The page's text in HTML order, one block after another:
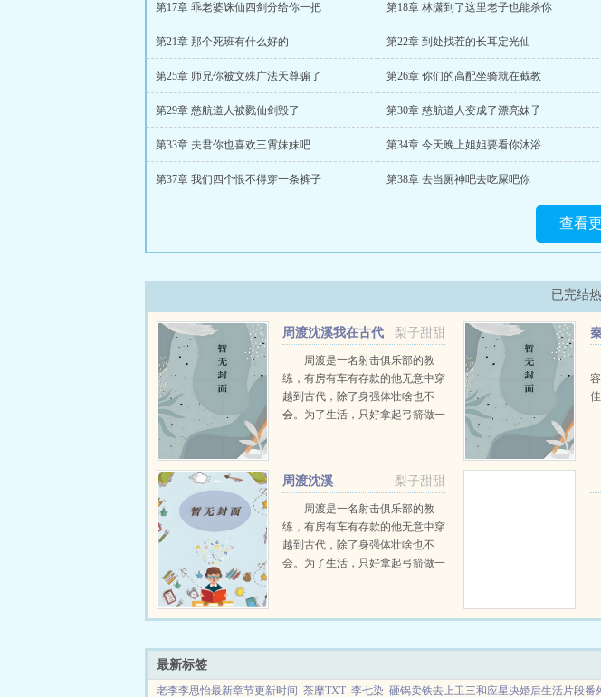
第17章 乖老婆诛仙四剑分给你一把 第18章 林潇到了这里老子也能杀你
第21章 那个死班有什么好的 第22章 到处找茬的长耳定光仙
第25章 师兄你被文殊广法天尊骟了 第26章 你们的高配坐骑就在截教
第29章 慈航道人被戮仙剑毁了 第30章 慈航道人变成了漂亮妹子
第33章 夫君你也喜欢三霄妹妹吧 第34章 今天晚上姐姐要看你沐浴
第37章 我们四个恨不得穿一条裤子 第38章 去当厕神吧去吃屎吧你
查看
已完结
梨子甜甜
周渡沈溪我在古代
当猎户小说免费在线阅读
周渡是一名射击俱乐部的教
练，有房有车有存款的他无意中穿
越到古代，除了身强体壮啥也不
会。为了生活，只好拿起弓箭做一
渡看着山下的寥寥炊烟，以及那...
梨子甜甜
周渡沈溪
周渡是一名射击俱乐部的教
练，有房有车有存款的他无意中穿
越到古代，除了身强体壮啥也不
会。为了生活，只好拿起弓箭做一
只野兔，不会做（失望）第三天周
最新标签
老李李思怡最新章节更新时间 荼靡TXT 李七染 砸锅卖铁去上卫三和应星决婚后生活片段番